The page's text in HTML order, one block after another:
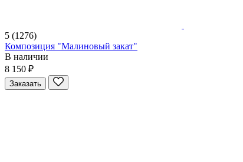
5 (1276)
Композиция "Малиновый закат"
В наличии
8 150 ₽
Заказать